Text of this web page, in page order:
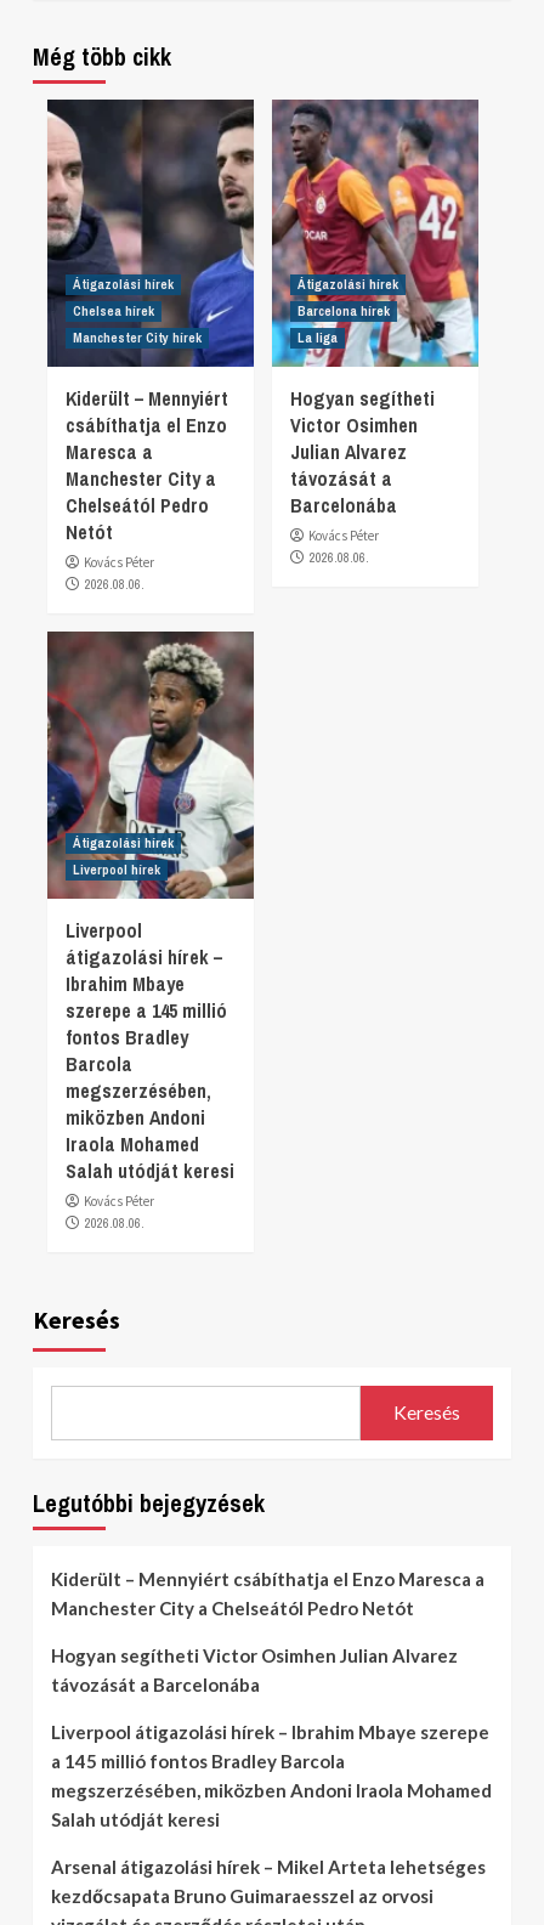
Még több cikk
Átigazolási hírek
Chelsea hírek
Manchester City hírek
Kiderült – Mennyiért
csábíthatja el Enzo
Maresca a
Manchester City a
Chelseától Pedro
Netót
Kovács Péter
2026.08.06.
Átigazolási hírek
Barcelona hírek
La liga
Hogyan segítheti
Victor Osimhen
Julian Alvarez
távozását a
Barcelonába
Kovács Péter
2026.08.06.
Átigazolási hírek
Liverpool hírek
Liverpool
átigazolási hírek –
Ibrahim Mbaye
szerepe a 145 millió
fontos Bradley
Barcola
megszerzésében,
miközben Andoni
Iraola Mohamed
Salah utódját keresi
Kovács Péter
2026.08.06.
Keresés
Keresés
Legutóbbi bejegyzések
Kiderült – Mennyiért csábíthatja el Enzo Maresca a
Manchester City a Chelseától Pedro Netót
Hogyan segítheti Victor Osimhen Julian Alvarez
távozását a Barcelonába
Liverpool átigazolási hírek – Ibrahim Mbaye szerepe
a 145 millió fontos Bradley Barcola
megszerzésében, miközben Andoni Iraola Mohamed
Salah utódját keresi
Arsenal átigazolási hírek – Mikel Arteta lehetséges
kezdőcsapata Bruno Guimaraesszel az orvosi